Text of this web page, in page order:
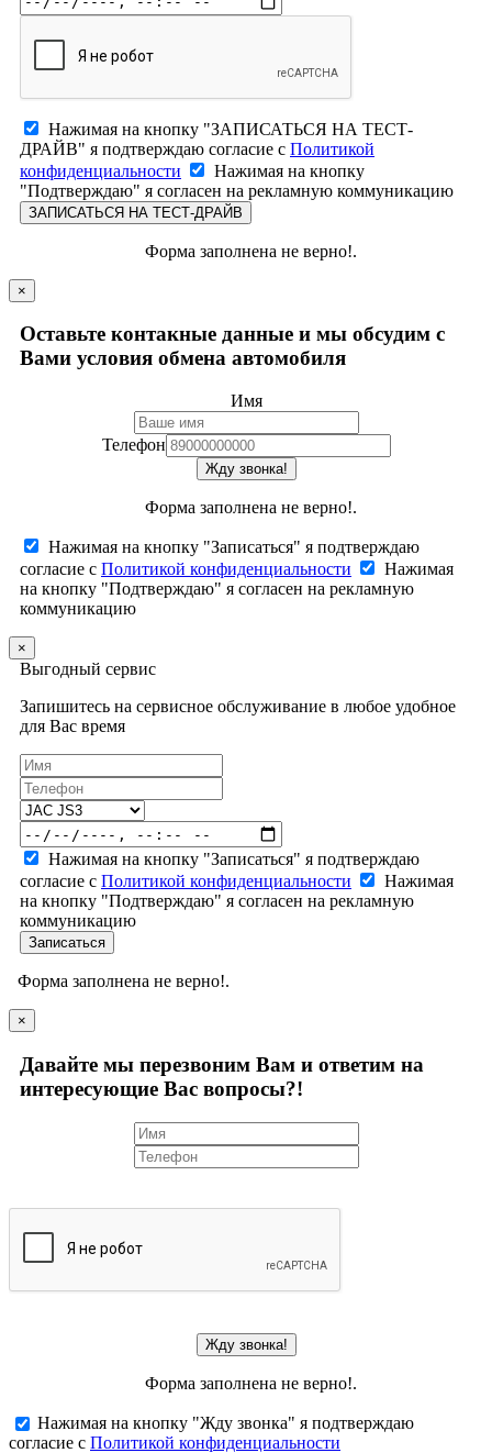
Нажимая на кнопку "ЗАПИСАТЬСЯ НА ТЕСТ-
ДРАЙВ" я подтверждаю согласие с Политикой
конфиденциальности
Нажимая на кнопку
"Подтверждаю" я согласен на рекламную коммуникацию
ЗАПИСАТЬСЯ НА ТЕСТ-ДРАЙВ
Форма заполнена не верно!.
×
Оставьте контакные данные и мы обсудим с
Вами условия обмена автомобиля
Имя
Телефон
Жду звонка!
Форма заполнена не верно!.
Нажимая на кнопку "Записаться" я подтверждаю
согласие с Политикой конфиденциальности
Нажимая
на кнопку "Подтверждаю" я согласен на рекламную
коммуникацию
×
Выгодный сервис
Запишитесь на сервисное обслуживание в любое удобное
для Вас время
Нажимая на кнопку "Записаться" я подтверждаю
согласие с Политикой конфиденциальности
Нажимая
на кнопку "Подтверждаю" я согласен на рекламную
коммуникацию
Записаться
Форма заполнена не верно!.
×
Давайте мы перезвоним Вам и ответим на
интересующие Вас вопросы?!
Жду звонка!
Форма заполнена не верно!.
Нажимая на кнопку "Жду звонка" я подтверждаю
согласие с Политикой конфиденциальности